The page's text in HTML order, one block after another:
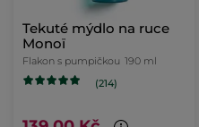
Tekuté mýdlo na ruce
Monoï
Flakon s pumpičkou 190 ml
(214)